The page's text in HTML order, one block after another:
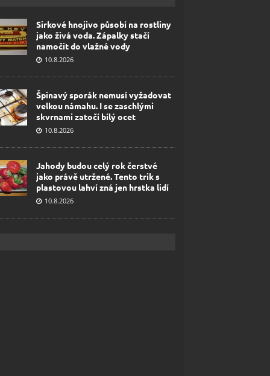
Sirkové hnojivo působí na rostliny
jako živá voda. Zápalky stačí
namočit do vlažné vody
10.8.2026
Špinavý sporák nemusí vyžadovat
velkou námahu. I se zaschlými
skvrnami zatočí bílý ocet
10.8.2026
Jahody budou celý rok čerstvé
jako právě utržené. Tento trik s
plastovou lahví zná jen hrstka lidí
10.8.2026